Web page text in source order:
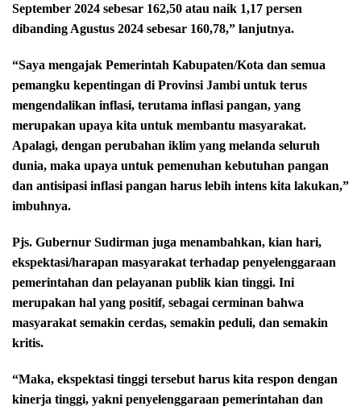
September 2024 sebesar 162,50 atau naik 1,17 persen
dibanding Agustus 2024 sebesar 160,78,” lanjutnya.
“Saya mengajak Pemerintah Kabupaten/Kota dan semua
pemangku kepentingan di Provinsi Jambi untuk terus
mengendalikan inflasi, terutama inflasi pangan, yang
merupakan upaya kita untuk membantu masyarakat.
Apalagi, dengan perubahan iklim yang melanda seluruh
dunia, maka upaya untuk pemenuhan kebutuhan pangan
dan antisipasi inflasi pangan harus lebih intens kita lakukan,”
imbuhnya.
Pjs. Gubernur Sudirman juga menambahkan, kian hari,
ekspektasi/harapan masyarakat terhadap penyelenggaraan
pemerintahan dan pelayanan publik kian tinggi. Ini
merupakan hal yang positif, sebagai cerminan bahwa
masyarakat semakin cerdas, semakin peduli, dan semakin
kritis.
“Maka, ekspektasi tinggi tersebut harus kita respon dengan
kinerja tinggi, yakni penyelenggaraan pemerintahan dan